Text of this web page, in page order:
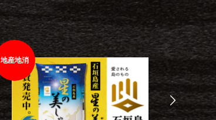
地産地消 地産地消